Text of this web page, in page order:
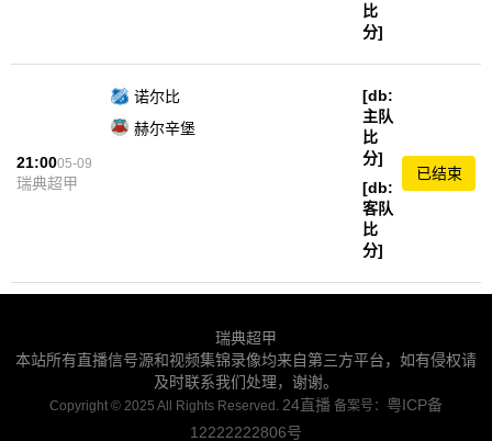
比
分]
21:0005-09
瑞典超甲
诺尔比
[db:
主队
比
分]
[db:
客队
比
分]
赫尔辛堡
已结束
瑞典超甲
本站所有直播信号源和视频集锦录像均来自第三方平台，如有侵权请
及时联系我们处理，谢谢。
Copyright © 2025 All Rights Reserved. 24直播备案号： 粤ICP备
12222222806号